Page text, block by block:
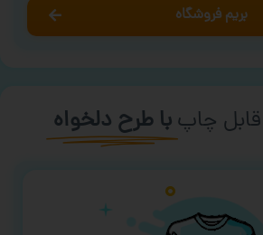
بریم فروشگاه
چاپ با طرح دلخواه